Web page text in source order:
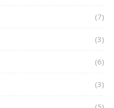
(7)
(3)
(6)
(3)